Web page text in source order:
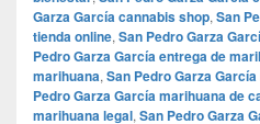
Garza García cannabis shop, San
tienda online, San Pedro Garza
Pedro Garza García entrega de
marihuana, San Pedro Garza
Pedro Garza García marihuana de
marihuana legal, San Pedro Garza